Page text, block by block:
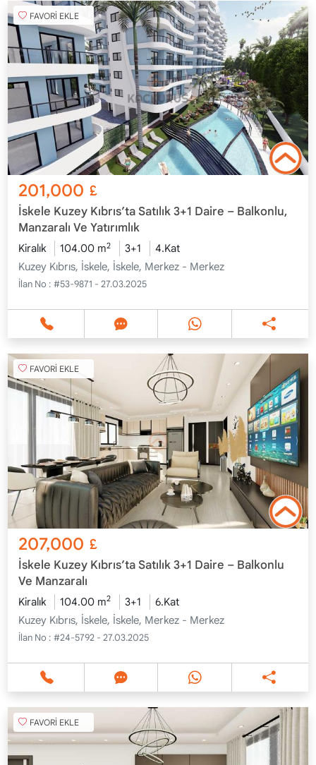
FAVORİ EKLE
201,000 £
İskele Kuzey Kıbrıs’ta Satılık 3+1 Daire – Balkonlu,
Manzaralı Ve Yatırımlık
Kiralık 104.00 m2 3+1
4.Kat
Kuzey Kıbrıs, İskele, İskele, Merkez - Merkez
İlan No : #53-9871 - 27.03.2025
FAVORİ EKLE
207,000 £
İskele Kuzey Kıbrıs’ta Satılık 3+1 Daire – Balkonlu
Ve Manzaralı
Kiralık 104.00 m2 3+1
6.Kat
Kuzey Kıbrıs, İskele, İskele, Merkez - Merkez
İlan No : #24-5792 - 27.03.2025
FAVORİ EKLE